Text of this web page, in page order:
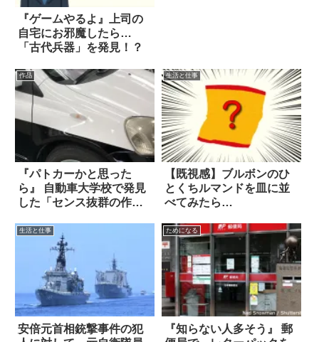
『ゲームやるよ』上司の
自宅にお邪魔したら…
「古代兵器」を発見！？
作品
『パトカーかと思った
ら』 自動車大学校で発見
した「センス抜群の作
生活と仕事
【既視感】ブルボンのひ
とくちルマンドを皿に並
べてみたら…
生活と仕事
安倍元首相銃撃事件の犯
ためになる
『知らない人多そう』 郵